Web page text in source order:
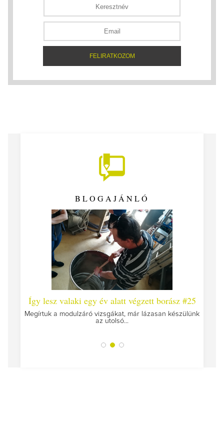
BLOGAJÁNLÓ
Így lesz valaki egy év alatt végzett borász #25
Megírtuk a modulzáró vizsgákat, már lázasan készülünk
az utolsó...